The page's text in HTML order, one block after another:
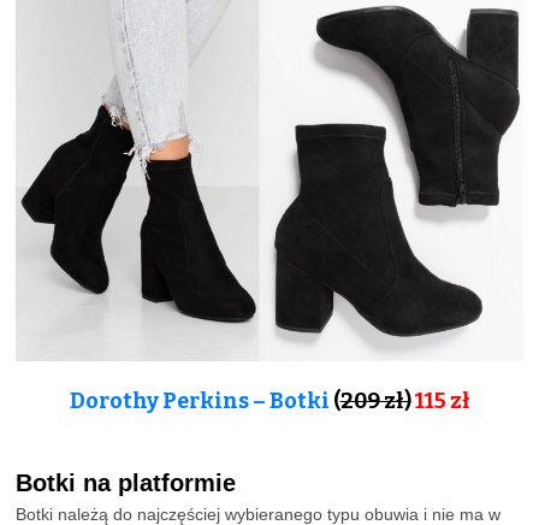
Dorothy Perkins – Botki (209 zł)115 zł
Botki na platformie
Botki należą do najczęściej wybieranego typu obuwia i nie ma w